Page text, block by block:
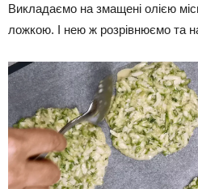
Викладаємо на змащені олією
ложкою. І нею ж розрівнюємо та